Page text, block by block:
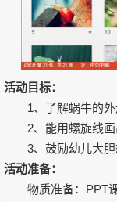
活动目标：
1、了解蜗牛的外
2、能用螺旋线画
3、鼓励幼儿大胆
活动准备：
物质准备：PPT课